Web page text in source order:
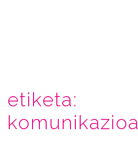
etiketa:
komunikazioa